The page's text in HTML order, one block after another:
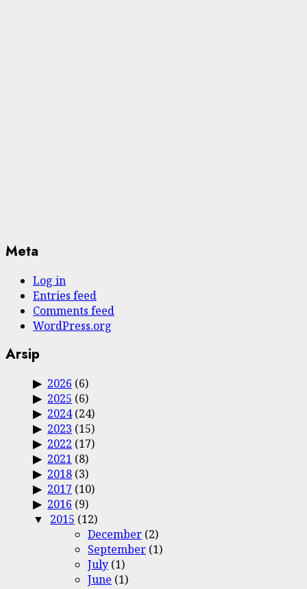
Meta
Log in
Entries feed
Comments feed
WordPress.org
Arsip
2026 (6)
2025 (6)
2024(24)
2023 (15)
2022 (17)
2021 (8)
2018 (3)
2017 (10)
2016 (9)
2015 (12)
December (2)
September (1)
July (1)
June (1)